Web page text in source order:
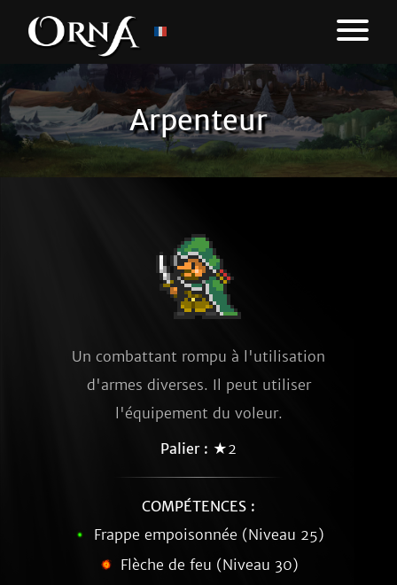
Arpenteur
Un combattant rompu à l'utilisation
d'armes diverses. Il peut utiliser
l'équipement du voleur.
Palier : ★2
COMPÉTENCES :
Frappe empoisonnée (Niveau 25)
Flèche de feu (Niveau 30)